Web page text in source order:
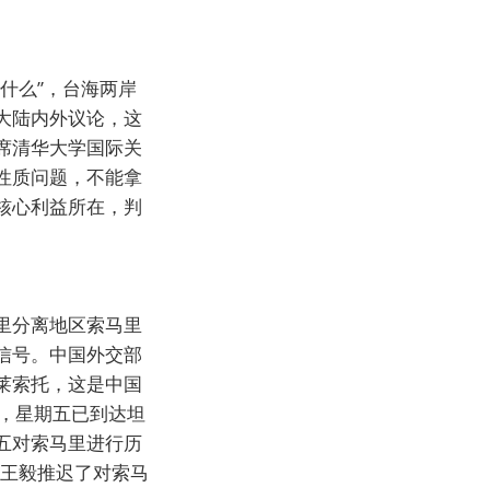
么”，台海两岸
陆内外议论，这
清华大学国际关
质问题，不能拿
心利益所在，判
分离地区索马里
号。中国外交部
索托，这是中国
星期五已到达坦
对索马里进行历
毅推迟了对索马